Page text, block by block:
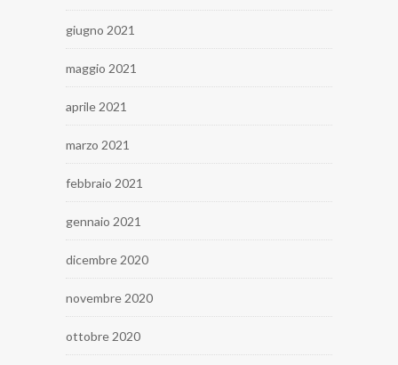
giugno 2021
maggio 2021
aprile 2021
marzo 2021
febbraio 2021
gennaio 2021
dicembre 2020
novembre 2020
ottobre 2020